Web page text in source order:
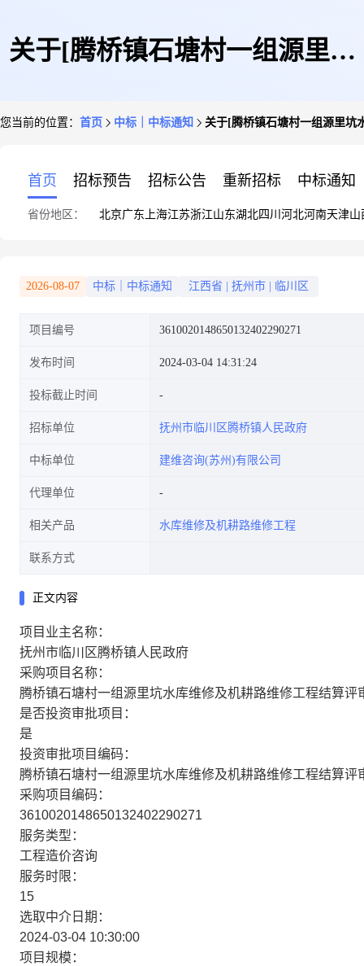
关于[腾桥镇石塘村一组源里坑
您当前的位置： 首页 中标｜中标通知 关于[腾桥镇石塘村一组源里坑
首页 招标预告 招标公告 重新招标 中标通知
省份地区： 北京广东 上海江苏浙江山东湖北四川 河北河南天津山
2026-08-07 中标｜中标通知 江西省 抚州市 临川区
项目编号 3610020148650132402290271
发布时间 2024-03-04 14:31:24
投标截止时间
招标单位 抚州市临川区腾桥镇人民政府
中标单位 建维咨询(苏州)有限公司
代理单位
相关产品 水库维修及机耕路维修工程
联系方式
正文内容
项目业主名称：
抚州市临川区腾桥镇人民政府
采购项目名称：
腾桥镇石塘村一组源里坑水库维修及机耕路维修工程结算评
是否投资审批项目：
是
投资审批项目编码：
腾桥镇石塘村一组源里坑水库维修及机耕路维修工程结算评
采购项目编码：
3610020148650132402290271
服务类型：
工程造价咨询
服务时限：
15
选取中介日期：
2024-03-04 10:30:00
项目规模：